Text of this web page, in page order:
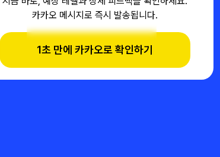
카카오 메시지로 즉시 발송됩니다.
1초 만에 카카오로 확인하기